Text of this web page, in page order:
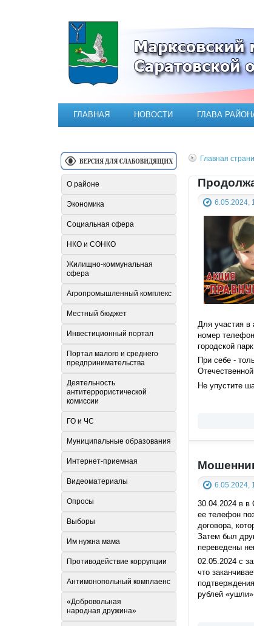
Официальный сайт
ГЛАВНАЯ НОВОСТИ ГЛАВА
Главная
6.05.2024,
Для участия
номер
городской
При себе -
Не упустите
6.05.2024,
30.04.2024 в в
ее телефон
договора,
Затем был
переведены
02.05.2024 с
что
рублей
О районе
Экономика
Социальная сфера
НКО и СОНКО
Жилищно-коммунальная
сфера
Агропромышленный комплекс
Местный бюджет
Инвестиционный портал
Портал малого и среднего
предпринимательства
Деятельность
антитеррористической
комиссии
ГО и ЧС
Муниципальные образования
Интернет-приемная
Видеоматериалы
Опросы
Выборы
Им нужна мама
Противодействие коррупции
Антимонопольный комплаенс
«Добровольная
народная дружина»